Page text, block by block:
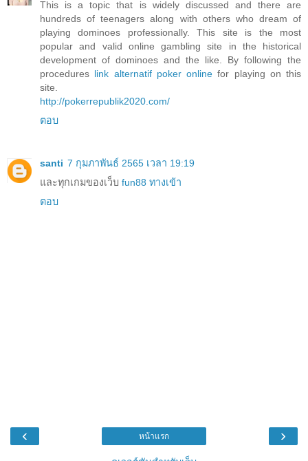
This is a topic that is widely discussed and there are
hundreds of teenagers along with others who dream of
playing dominoes professionally. This site is the most
popular and valid online gambling site in the historical
development of dominoes and the like. By following the
procedures link alternatif poker online for playing on this
site.
http://pokerrepublik2020.com/
ตอบ
santi 7 กุมภาพันธ์ 2565 เวลา 19:19
และทุกเกมของเว็บ fun88 ทางเข้า
ตอบ
‹ ›
หน้าแรก